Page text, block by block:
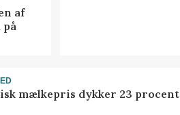
af
på
mælkepris dykker 23 procent